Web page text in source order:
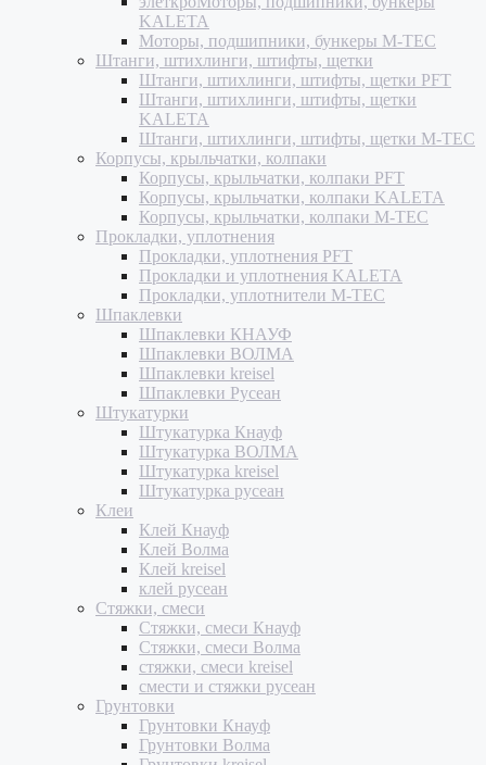
KALETA
Моторы, подшипники, бункеры M-TEC
Штанги, штихлинги, штифты, щетки
Штанги, штихлинги, штифты, щетки PFT
Штанги, штихлинги, штифты, щетки
KALETA
Штанги, штихлинги, штифты, щетки M-TEC
Корпусы, крыльчатки, колпаки
Корпусы, крыльчатки, колпаки PFT
Корпусы, крыльчатки, колпаки KALETA
Корпусы, крыльчатки, колпаки M-TEC
Прокладки, уплотнения
Прокладки, уплотнения PFT
Прокладки и уплотнения KALETA
Прокладки, уплотнители M-TEC
Шпаклевки
Шпаклевки КНАУФ
Шпаклевки ВОЛМА
Шпаклевки kreisel
Шпаклевки Русеан
Штукатурки
Штукатурка Кнауф
Штукатурка ВОЛМА
Штукатурка kreisel
Штукатурка русеан
Клеи
Клей Кнауф
Клей Волма
Клей kreisel
клей русеан
Стяжки, смеси
Стяжки, смеси Кнауф
Стяжки, смеси Волма
стяжки, смеси kreisel
смести и стяжки русеан
Грунтовки
Грунтовки Кнауф
Грунтовки Волма